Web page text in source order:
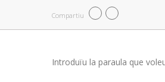
Compartiu
Introduïu la paraula que